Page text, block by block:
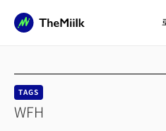
TAGS
WFH